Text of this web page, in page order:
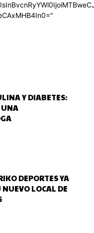
Y DIABETES:
UNA
DEPORTES YA
LOCAL DE